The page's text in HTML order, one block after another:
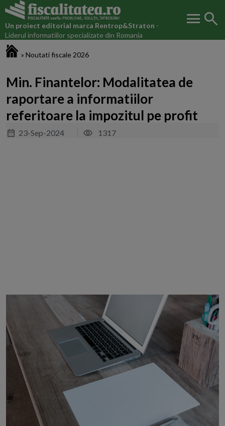
Un proiect editorial marca Rentrop&Straton -
Liderul informatiilor specializate din Romania
menu search
» Noutati fiscale 2026
Min. Finantelor: Modalitatea de
raportare a informatiilor
referitoare la impozitul pe profit
23-Sep-2024 1317